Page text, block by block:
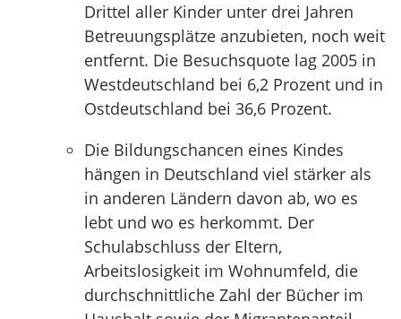
Drittel aller Kinder unter drei Jahren
Betreuungsplätze anzubieten, noch weit
entfernt. Die Besuchsquote lag 2005 in
Westdeutschland bei 6,2 Prozent und in
Ostdeutschland bei 36,6 Prozent.
Die Bildungschancen eines Kindes
hängen in Deutschland viel stärker als
in anderen Ländern davon ab, wo es
lebt und wo es herkommt. Der
Schulabschluss der Eltern,
Arbeitslosigkeit im Wohnumfeld, die
durchschnittliche Zahl der Bücher im